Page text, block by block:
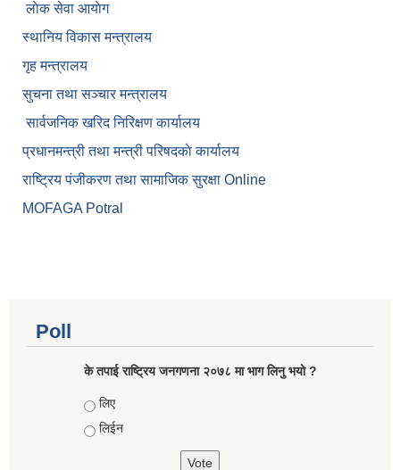
लाेक सेवा आयाेग
स्थानिय विकास मन्त्रालय
गृह मन्त्रालय
सुचना तथा सञ्चार मन्त्रालय
सार्वजनिक खरिद निरिक्षण कार्यालय
प्रधानमन्त्री तथा मन्त्री परिषदकाे कार्यालय
राष्ट्रिय पंजीकरण तथा सामाजिक सुरक्षा Online
MOFAGA Potral
Poll
के तपाई राष्ट्रिय जनगणना २०७८ मा भाग लिनु भयो ?
Choices
लिए
लिईन